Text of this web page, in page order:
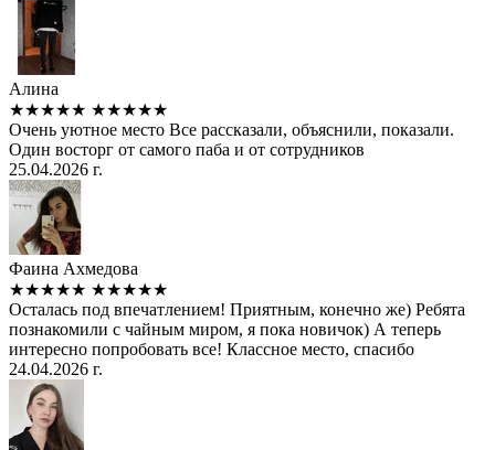
Алина
★★★★★ ★★★★★
Очень уютное место Все рассказали, объяснили, показали.
Один восторг от самого паба и от сотрудников
25.04.2026 г.
Фаина Ахмедова
★★★★★ ★★★★★
Осталась под впечатлением! Приятным, конечно же) Ребята
познакомили с чайным миром, я пока новичок) А теперь
интересно попробовать все! Классное место, спасибо
24.04.2026 г.